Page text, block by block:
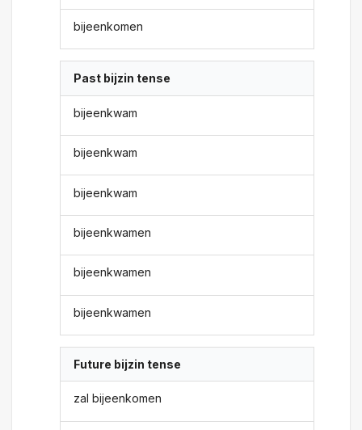
bijeenkomen
Past bijzin tense
bijeenkwam
bijeenkwam
bijeenkwam
bijeenkwamen
bijeenkwamen
bijeenkwamen
Future bijzin tense
zal bijeenkomen